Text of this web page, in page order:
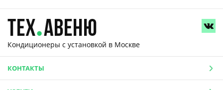
Кондиционеры с установкой в Москве
КОНТАКТЫ